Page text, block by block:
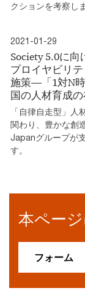
クションを考察し
2021-01-29
Society 5.0に
プロイヤビリ
施策―「1対N
国の人材育成
「自律自走型」人
関わり、豊かな創
Japanグループが
す。
本ペー
フォーム